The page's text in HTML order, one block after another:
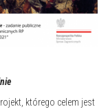
którego celem jest